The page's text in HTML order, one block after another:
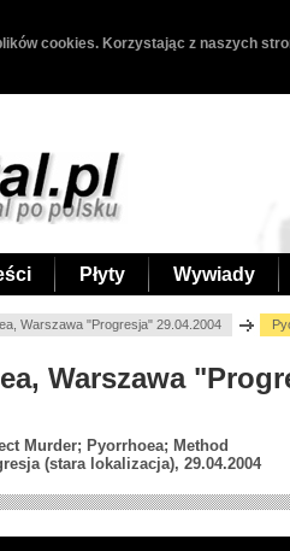
cookies. Korzystając z naszych
Płyty Wywiady
Warszawa "Progresja" 29.04.2004
Warszawa
Murder; Pyorrhoea; Method
(stara lokalizacja), 29.04.2004